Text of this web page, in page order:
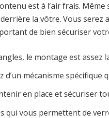
est à l’air frais.
la vôtre. Vous serez
de bien sécuriser
le montage est assez
mécanisme spécifique
en place et sécuriser
qui vous permettent de